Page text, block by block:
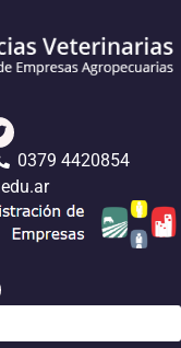
0379 4420854